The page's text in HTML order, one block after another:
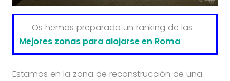
Os hemos preparado un ranking de las
Mejores zonas para alojarse en Roma
Estamos en la zona de reconstrucción de una